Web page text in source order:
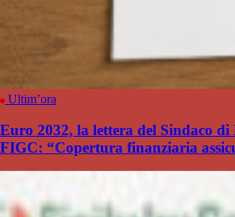
Ultim’ora
Euro 2032, la lettera del Sindaco di
FIGC: “Copertura finanziaria